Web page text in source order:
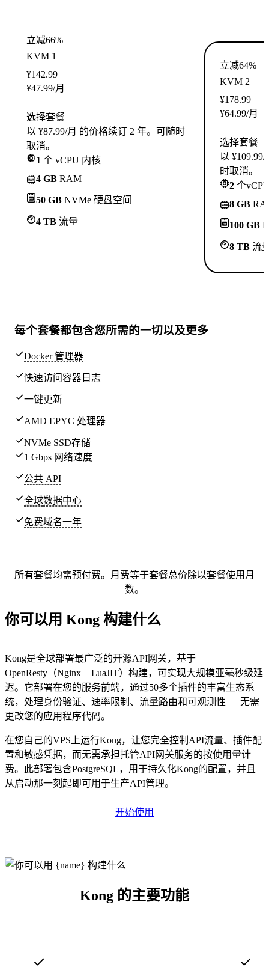
立减66%
KVM 1
¥142.99
¥47.99/月
选择套餐
以 ¥87.99/月 的价格续订 2 年。可随时
取消。
1 个 vCPU 内核
4 GB RAM
50 GB NVMe 硬盘空间
4 TB 流量
立减64%
KVM 2
¥178.99
¥64.99/月
选择套餐
以
时取消。
2 个
8 GB
100 GB
8 TB 流
每个套餐都包含您所需的一切以及更多
Docker 管理器
快速访问容器日志
一键更新
AMD EPYC 处理器
NVMe SSD存储
1 Gbps 网络速度
公共 API
全球数据中心
免费域名一年
所有套餐均需预付费。月费等于套餐总价除以套餐使用月
数。
你可以用 Kong 构建什么
Kong是全球部署最广泛的开源API网关，基于
OpenResty（Nginx + LuaJIT）构建，可实现大规模亚毫秒级延
迟。它部署在您的服务前端，通过50多个插件的丰富生态系
统，处理身份验证、速率限制、流量路由和可观测性 — 无需
更改您的应用程序代码。
在您自己的VPS上运行Kong，让您完全控制API流量、插件配
置和敏感凭据，而无需承担托管API网关服务的按使用量计
费。此部署包含PostgreSQL，用于持久化Kong的配置，并且
从启动那一刻起即可用于生产API管理。
开始使用
Kong 的主要功能